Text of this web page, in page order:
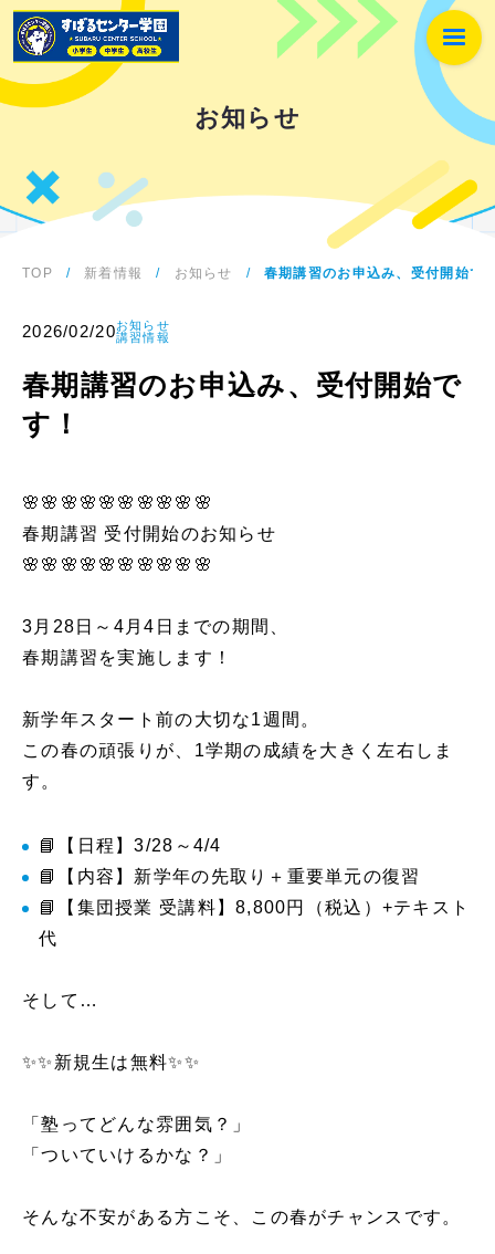
お知らせ
TOP / 新着情報 / お知らせ / 春期講習のお申込み、受付開始で
2026/02/20お知らせ
講習情報
春期講習のお申込み、受付開始で
す！
🌸🌸🌸🌸🌸🌸🌸🌸🌸🌸
春期講習 受付開始のお知らせ
🌸🌸🌸🌸🌸🌸🌸🌸🌸🌸
3月28日～4月4日までの期間、
春期講習を実施します！
新学年スタート前の大切な1週間。
この春の頑張りが、1学期の成績を大きく左右しま
す。
📘【日程】3/28～4/4
📘【内容】新学年の先取り＋重要単元の復習
📘【集団授業 受講料】8,800円（税込）+テキスト
代
そして…
✨✨新規生は無料✨✨
「塾ってどんな雰囲気？」
「ついていけるかな？」
そんな不安がある方こそ、この春がチャンスです。